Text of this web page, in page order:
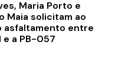
Maria Porto e
Maia solicitam ao
asfaltamento entre
e a PB-057